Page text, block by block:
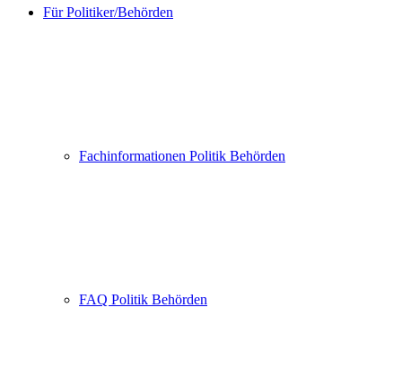
Für Politiker/Behörden
Fachinformationen Politik Behörden
FAQ Politik Behörden